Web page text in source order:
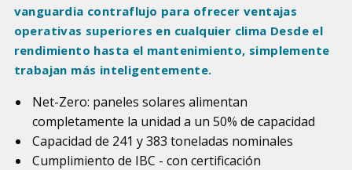
vanguardia contraflujo para ofrecer ventajas
operativas superiores en cualquier clima Desde el
rendimiento hasta el mantenimiento, simplemente
trabajan más inteligentemente.
Net-Zero: paneles solares alimentan
completamente la unidad a un 50% de capacidad
Capacidad de 241 y 383 toneladas nominales
Cumplimiento de IBC - con certificación